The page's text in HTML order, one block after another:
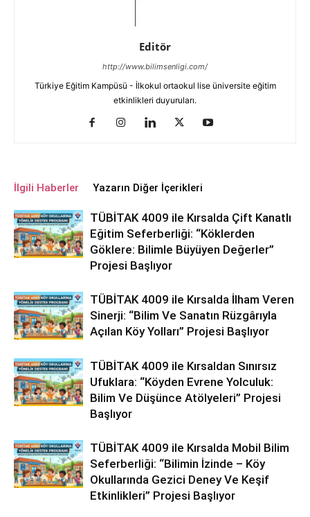
Editör
http://www.bilimsenligi.com/
Türkiye Eğitim Kampüsü - İlkokul ortaokul lise üniversite eğitim
etkinlikleri duyuruları.
İlgili Haberler Yazarın Diğer İçerikleri
TÜBİTAK 4009 ile Kırsalda Çift Kanatlı
Eğitim Seferberliği: “Köklerden
Göklere: Bilimle Büyüyen Değerler”
Projesi Başlıyor
TÜBİTAK 4009 ile Kırsalda İlham Veren
Sinerji: “Bilim Ve Sanatın Rüzgârıyla
Açılan Köy Yolları” Projesi Başlıyor
TÜBİTAK 4009 ile Kırsaldan Sınırsız
Ufuklara: “Köyden Evrene Yolculuk:
Bilim Ve Düşünce Atölyeleri” Projesi
Başlıyor
TÜBİTAK 4009 ile Kırsalda Mobil Bilim
Seferberliği: “Bilimin İzinde – Köy
Okullarında Gezici Deney Ve Keşif
Etkinlikleri” Projesi Başlıyor